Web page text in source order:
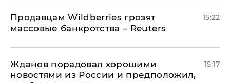
Продавцам Wildberries грозят
массовые банкротства – Reuters
15:22
Жданов порадовал хорошими
новостями из России и предположил,
15:17